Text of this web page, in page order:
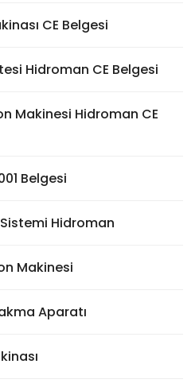
CE Belgesi
Hidroman CE Belgesi
Makinesi Hidroman CE
Belgesi
Sistemi Hidroman
Makinesi
Aparatı